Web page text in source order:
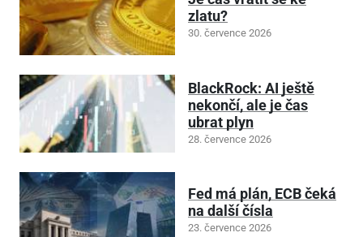
zlatu?
30. července 2026
BlackRock: AI ještě
nekončí, ale je čas
ubrat plyn
28. července 2026
Fed má plán, ECB čeká
na další čísla
23. července 2026